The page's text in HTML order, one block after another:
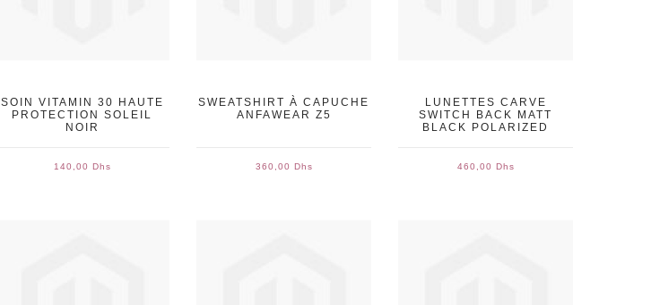
SOIN VITAMIN 30 HAUTE
PROTECTION SOLEIL
NOIR
140,00 Dhs
SWEATSHIRT À CAPUCHE
ANFAWEAR Z5
360,00 Dhs
LUNETTES CARVE
SWITCH BACK MATT
BLACK POLARIZED
460,00 Dhs